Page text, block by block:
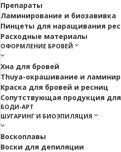
Препараты
Ламинирование и биозавивка
Пинцеты для наращивания
Расходные материалы
ОФОРМЛЕНИЕ БРОВЕЙ
Хна для бровей
Thuya-окрашивание и
Краска для бровей и ресниц
Сопутствующая продукция
БОДИ-АРТ
ШУГАРИНГ И БИОЭПИЛЯЦИЯ
Воскоплавы
Воски для депиляции